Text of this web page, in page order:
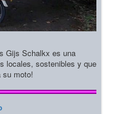
Gijs Schalkx es una
locales, sostenibles y que
su moto!